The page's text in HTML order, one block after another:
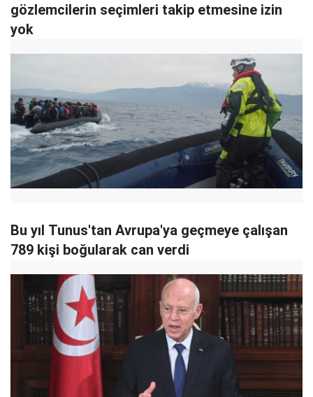
gözlemcilerin seçimleri takip etmesine izin
yok
Bu yıl Tunus'tan Avrupa'ya geçmeye çalışan
789 kişi boğularak can verdi